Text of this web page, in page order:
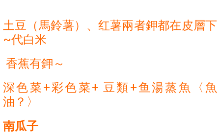
土豆（馬鈴薯） 、 红薯兩者
~代白米
香蕉有鉀～
深色菜+彩色菜+ 豆類+鱼湯蒸魚〈魚
油？〉
南瓜子